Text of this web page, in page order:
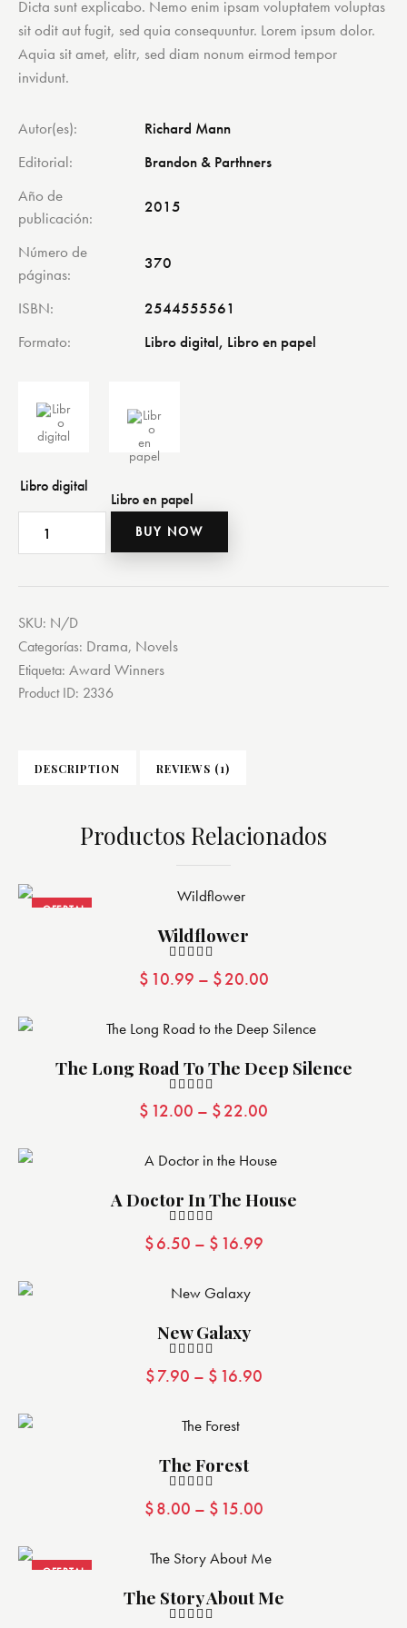
valoración
de un
cliente
Dicta sunt explicabo. Nemo enim ipsam voluptatem voluptas
sit odit aut fugit, sed quia consequuntur. Lorem ipsum dolor.
Aquia sit amet, elitr, sed diam nonum eirmod tempor
invidunt.
Autor(es)
Richard Mann
Editorial
Brandon & Parthners
Año de
publicación
2015
Número de
páginas
370
ISBN
2544555561
Formato
Libro digital, Libro en papel
BUY NOW
SKU: N/D
Categorías: Drama, Novels
Etiqueta: Award Winners
Product ID: 2336
DESCRIPTION REVIEWS (1)
Productos Relacionados
¡OFERTA!
Wildflower
$ 10.99 – $20.00
Valorad
o con
The Long Road To The Deep Silence
$ 12.00 – $22.00
Valorad
o con
A Doctor In The House
$6.50 – $ 16.99
Valorado
con
New Galaxy
$7.90 – $ 16.90
Valorado
con
The Forest
$8.00 – $ 15.00
Valorad
o con
¡OFERTA!
The Story About Me